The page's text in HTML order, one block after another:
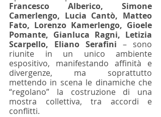
Francesco Alberico, Simone
Camerlengo, Lucia Cantò, Matteo
Fato, Lorenzo Kamerlengo, Gioele
Pomante, Gianluca Ragni, Letizia
Scarpello, Eliano Serafini – sono
riunite in un unico ambiente
espositivo, manifestando affinità e
divergenze, ma soprattutto
mettendo in scena le dinamiche che
“regolano” la costruzione di una
mostra collettiva, tra accordi e
conflitti.